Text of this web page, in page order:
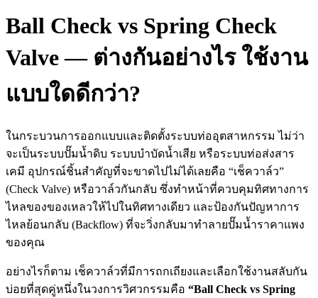
Ball Check vs Spring Check
Valve — ต่างกันอย่างไร ใช้งาน
แบบใดดีกว่า?
ในกระบวนการออกแบบและติดตั้งระบบท่ออุตสาหกรรม ไม่ว่า
จะเป็นระบบปั๊มน้ำดิบ ระบบบำบัดน้ำเสีย หรือระบบท่อส่งสาร
เคมี อุปกรณ์ชิ้นสำคัญที่จะขาดไปไม่ได้เลยคือ “เช็ควาล์ว”
(Check Valve) หรือวาล์วกันกลับ ซึ่งทำหน้าที่ควบคุมทิศทางการ
ไหลของของเหลวให้ไปในทิศทางเดียว และป้องกันปัญหาการ
ไหลย้อนกลับ (Backflow) ที่จะวิ่งกลับมาทำลายปั๊มน้ำราคาแพง
ของคุณ
อย่างไรก็ตาม เช็ควาล์วที่มีการถกเถียงและเลือกใช้งานสลับกัน
บ่อยที่สุดคู่หนึ่งในวงการวิศวกรรมคือ “Ball Check vs Spring